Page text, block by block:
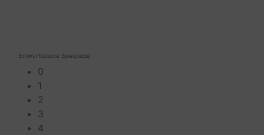
Entwurfsstudie Spielplätze
0
1
2
3
4